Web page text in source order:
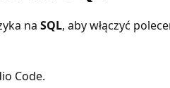
na SQL, aby włączyć
Code.